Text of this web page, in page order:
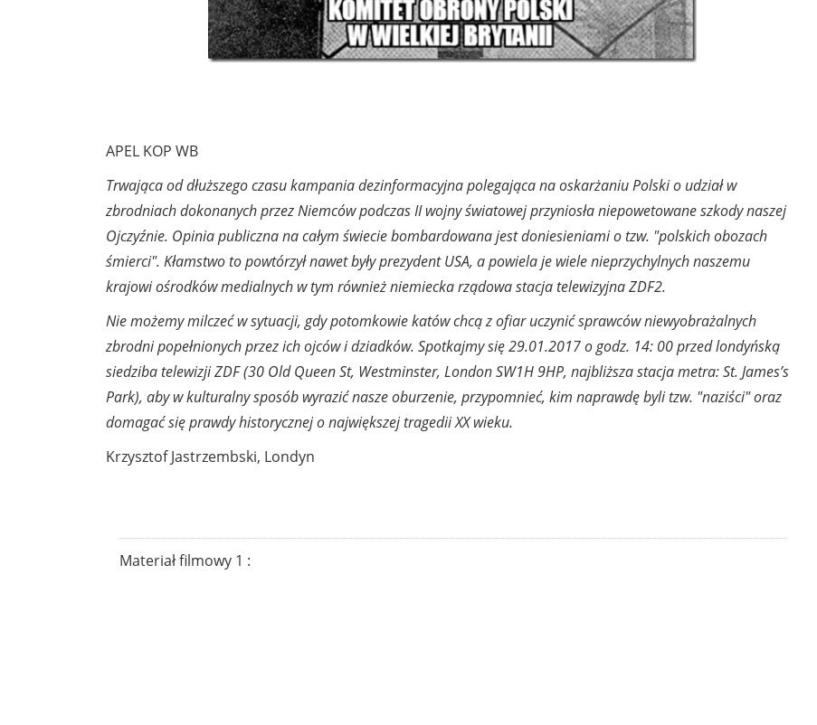
APEL KOP WB
Trwająca od dłuższego czasu kampania dezinformacyjna polegająca na oskarżaniu Polski o udział w
zbrodniach dokonanych przez Niemców podczas II wojny światowej przyniosła niepowetowane szkody naszej
Ojczyźnie. Opinia publiczna na całym świecie bombardowana jest doniesieniami o tzw. "polskich obozach
śmierci". Kłamstwo to powtórzył nawet były prezydent USA, a powiela je wiele nieprzychylnych naszemu
krajowi ośrodków medialnych w tym również niemiecka rządowa stacja telewizyjna ZDF2.
Nie możemy milczeć w sytuacji, gdy potomkowie katów chcą z ofiar uczynić sprawców niewyobrażalnych
zbrodni popełnionych przez ich ojców i dziadków. Spotkajmy się 29.01.2017 o godz. 14: 00 przed londyńską
siedziba telewizji ZDF (30 Old Queen St, Westminster, London SW1H 9HP, najbliższa stacja metra: St. James’s
Park), aby w kulturalny sposób wyrazić nasze oburzenie, przypomnieć, kim naprawdę byli tzw. "naziści" oraz
domagać się prawdy historycznej o największej tragedii XX wieku.
Krzysztof Jastrzembski, Londyn
Materiał filmowy 1 :